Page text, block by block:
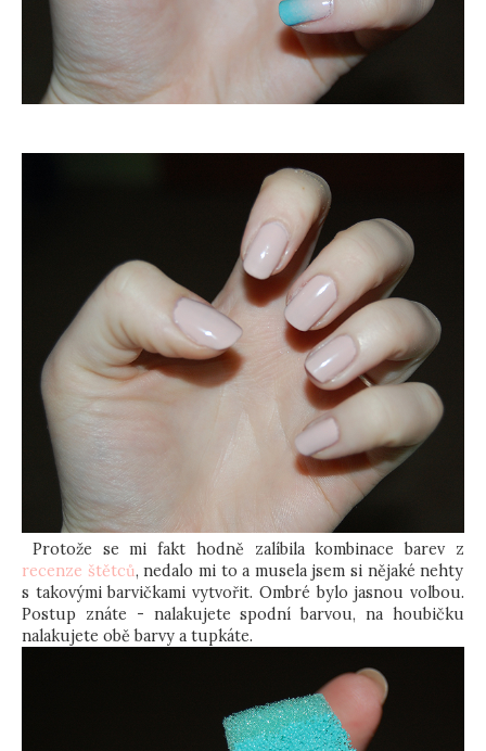
Protože se mi fakt hodně zalíbila kombinace barev z
recenze štětců, nedalo mi to a musela jsem si nějaké nehty
s takovými barvičkami vytvořit. Ombré bylo jasnou volbou.
Postup znáte - nalakujete spodní barvou, na houbičku
nalakujete obě barvy a tupkáte.